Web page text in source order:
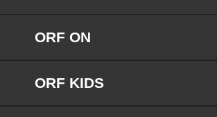
ORF ON
ORF KIDS